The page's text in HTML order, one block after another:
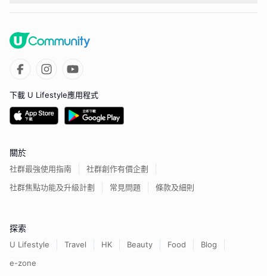
下載 U Lifestyle應用程式
關於
社群最強使用指南
社群創作有價企劃
社群焦點功能及升級計劃
常見問題 條款及細則
探索
U Lifestyle Travel HK Beauty Food
Blog
e-zone